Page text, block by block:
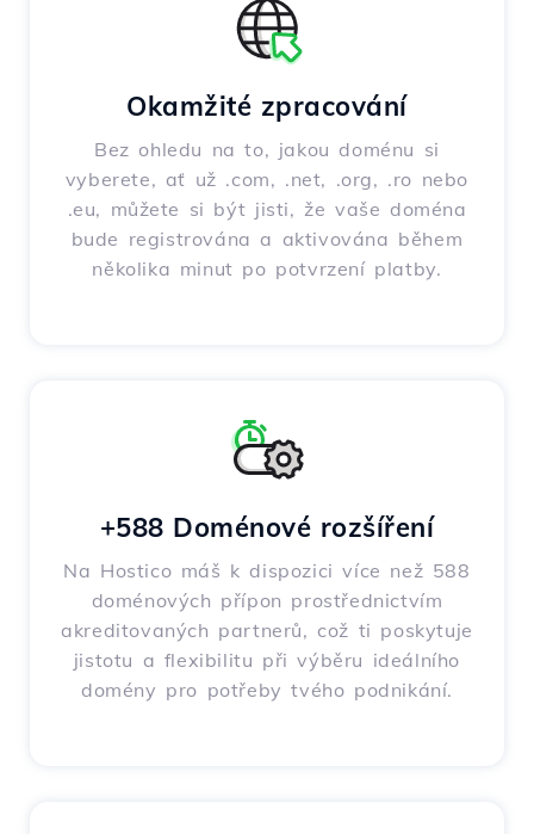
Okamžité zpracování
Bez ohledu na to, jakou doménu si
vyberete, ať už .com, .net, .org, .ro nebo
.eu, můžete si být jisti, že vaše doména
bude registrována a aktivována během
několika minut po potvrzení platby.
+588 Doménové rozšíření
Na Hostico máš k dispozici více než 588
doménových přípon prostřednictvím
akreditovaných partnerů, což ti poskytuje
jistotu a flexibilitu při výběru ideálního
domény pro potřeby tvého podnikání.